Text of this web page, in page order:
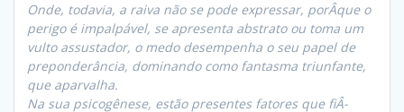
Onde, todavia, a raiva não se pode expressar, porÂ­que o
perigo é impalpável, se apresenta abstrato ou toma um
vulto assustador, o medo desempenha o seu papel de
preponderância, dominando como fantasma triunfante,
que aparvalha.
Na sua psicogênese, estão presentes fatores que fiÂ­